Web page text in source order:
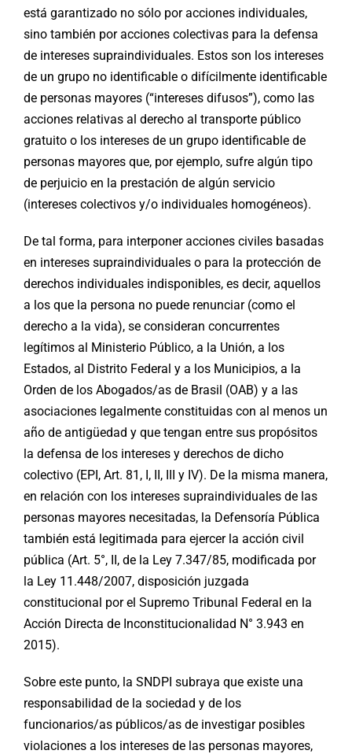
está garantizado no sólo por acciones individuales,
sino también por acciones colectivas para la defensa
de intereses supraindividuales. Estos son los intereses
de un grupo no identificable o difícilmente identificable
de personas mayores (“intereses difusos”), como las
acciones relativas al derecho al transporte público
gratuito o los intereses de un grupo identificable de
personas mayores que, por ejemplo, sufre algún tipo
de perjuicio en la prestación de algún servicio
(intereses colectivos y/o individuales homogéneos).
De tal forma, para interponer acciones civiles basadas
en intereses supraindividuales o para la protección de
derechos individuales indisponibles, es decir, aquellos
a los que la persona no puede renunciar (como el
derecho a la vida), se consideran concurrentes
legítimos al Ministerio Público, a la Unión, a los
Estados, al Distrito Federal y a los Municipios, a la
Orden de los Abogados/as de Brasil (OAB) y a las
asociaciones legalmente constituidas con al menos un
año de antigüedad y que tengan entre sus propósitos
la defensa de los intereses y derechos de dicho
colectivo (EPI, Art. 81, I, II, III y IV). De la misma manera,
en relación con los intereses supraindividuales de las
personas mayores necesitadas, la Defensoría Pública
también está legitimada para ejercer la acción civil
pública (Art. 5°, II, de la Ley 7.347/85, modificada por
la Ley 11.448/2007, disposición juzgada
constitucional por el Supremo Tribunal Federal en la
Acción Directa de Inconstitucionalidad N° 3.943 en
2015).
Sobre este punto, la SNDPI subraya que existe una
responsabilidad de la sociedad y de los
funcionarios/as públicos/as de investigar posibles
violaciones a los intereses de las personas mayores,